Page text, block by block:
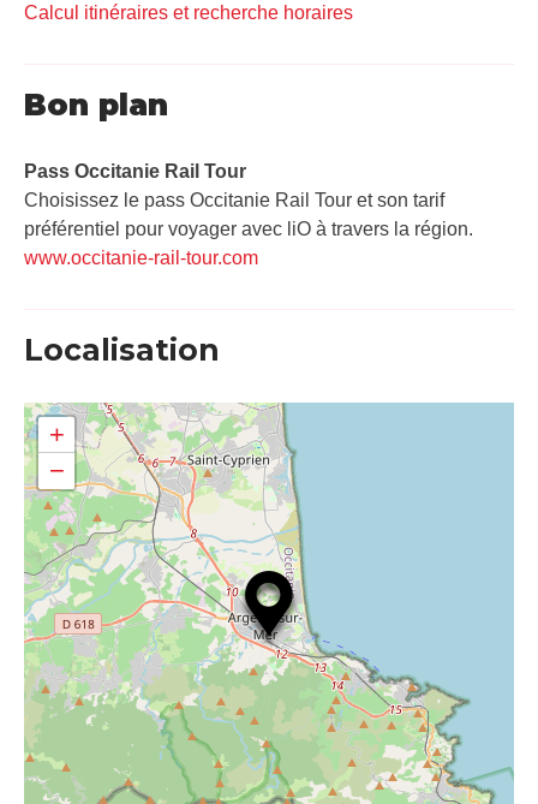
Calcul itinéraires et recherche horaires
Bon plan
Pass Occitanie Rail Tour​
Choisissez le pass Occitanie Rail Tour et son tarif
préférentiel pour voyager avec liO à travers la région.
www.occitanie-rail-tour.com
Localisation
+
−